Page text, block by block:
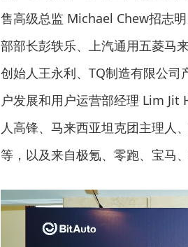
售高级总监 Michael Chew招志
部部长彭轶乐、上汽通用五菱马
创始人王永利、TQ制造有限公
户发展和用户运营部经理 Lim
人高锋、马来西亚坦克团主理人
等，以及来自极氪、零跑、宝马